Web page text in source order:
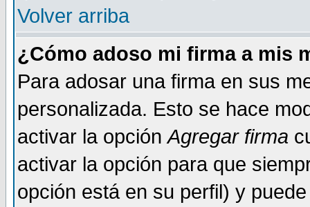
Volver arriba
¿Cómo adoso mi firma a mis
Para adosar una firma en sus
personalizada. Esto se hace
activar la opciónAgregar firma
activar la opción para que
opción está en su perfil) y